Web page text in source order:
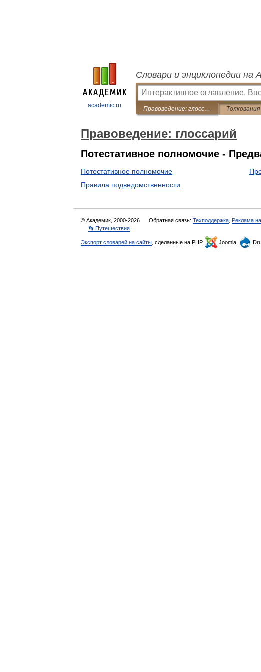
academic.ru
Словари и энциклопедии на
Правоведение: глоссарий Толкования
Правоведение: глоссарий
Потестативное полномочие -
Потестативное полномочие
Правила подведомственности
© Академик, 2000-2026 Обратная связь: Техподдержка Реклама
👣 Путешествия
Экспорт словарей на сайты , сделанные на PHP, Joomla,